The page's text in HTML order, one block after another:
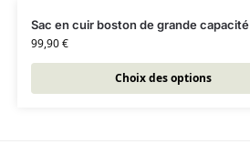
Sac en cuir boston de grande capacité
99,90€
Choix des options